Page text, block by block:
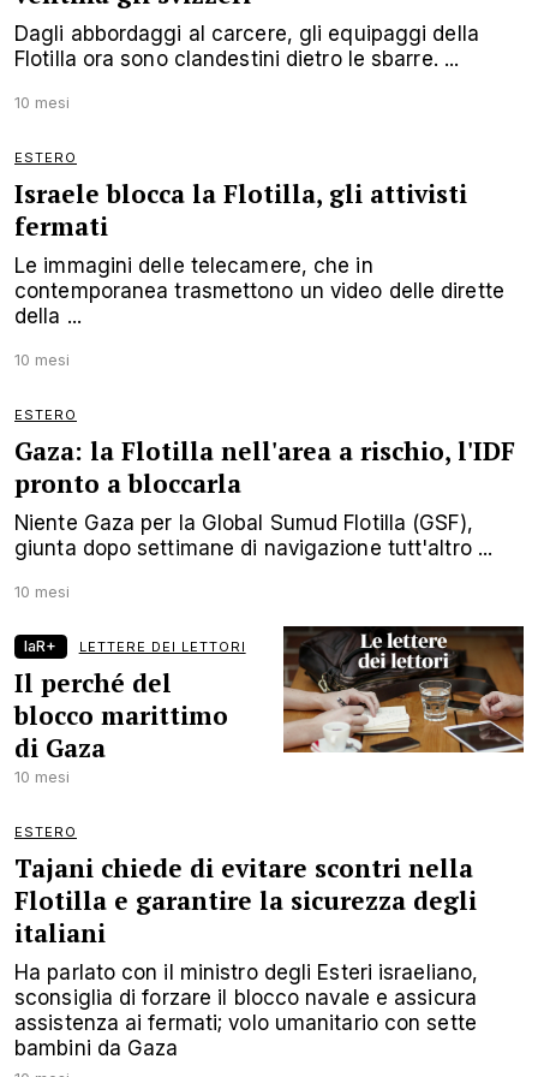
Dagli abbordaggi al carcere, gli equipaggi della
Flotilla ora sono clandestini dietro le sbarre. ...
10 mesi
ESTERO
Israele blocca la Flotilla, gli attivisti
fermati
Le immagini delle telecamere, che in
contemporanea trasmettono un video delle dirette
della ...
10 mesi
ESTERO
Gaza: la Flotilla nell'area a rischio, l'IDF
pronto a bloccarla
Niente Gaza per la Global Sumud Flotilla (GSF),
giunta dopo settimane di navigazione tutt'altro ...
10 mesi
laR+ LETTERE DEI LETTORI
Il perché del
blocco marittimo
di Gaza
10 mesi
ESTERO
Tajani chiede di evitare scontri nella
Flotilla e garantire la sicurezza degli
italiani
Ha parlato con il ministro degli Esteri israeliano,
sconsiglia di forzare il blocco navale e assicura
assistenza ai fermati; volo umanitario con sette
bambini da Gaza